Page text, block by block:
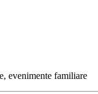
evenimente familiare